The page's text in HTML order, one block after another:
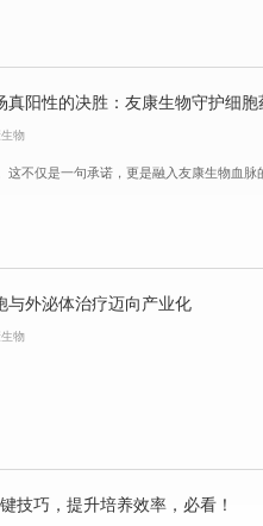
真阳性的决胜：友康生物守护细
物
不仅是一句承诺，更是融入友康生物血脉
与外泌体治疗迈向产业化
物
技巧，提升培养效率，必看！